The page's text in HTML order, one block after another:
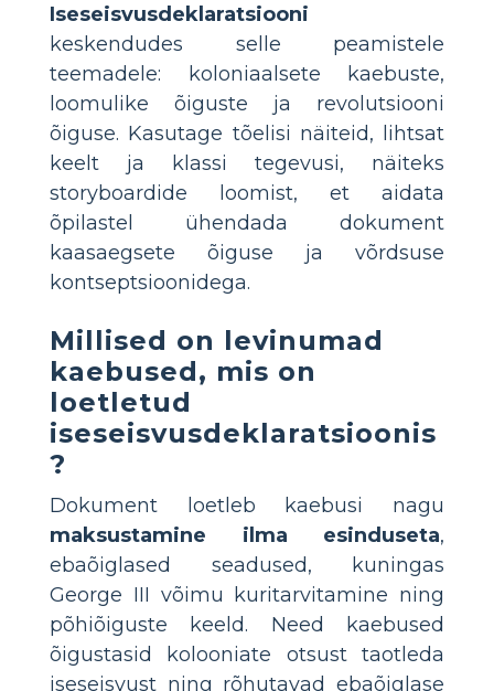
Iseseisvusdeklaratsiooni
keskendudes selle peamistele
teemadele: koloniaalsete kaebuste,
loomulike õiguste ja revolutsiooni
õiguse. Kasutage tõelisi näiteid, lihtsat
keelt ja klassi tegevusi, näiteks
storyboardide loomist, et aidata
õpilastel ühendada dokument
kaasaegsete õiguse ja võrdsuse
kontseptsioonidega.
Millised on levinumad
kaebused, mis on
loetletud
iseseisvusdeklaratsioonis
?
Dokument loetleb kaebusi nagu
maksustamine ilma esinduseta,
ebaõiglased seadused, kuningas
George III võimu kuritarvitamine ning
põhiõiguste keeld. Need kaebused
õigustasid kolooniate otsust taotleda
iseseisvust ning rõhutavad ebaõiglase